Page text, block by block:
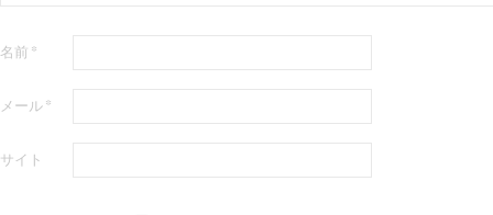
名前 *
メール*
サイト